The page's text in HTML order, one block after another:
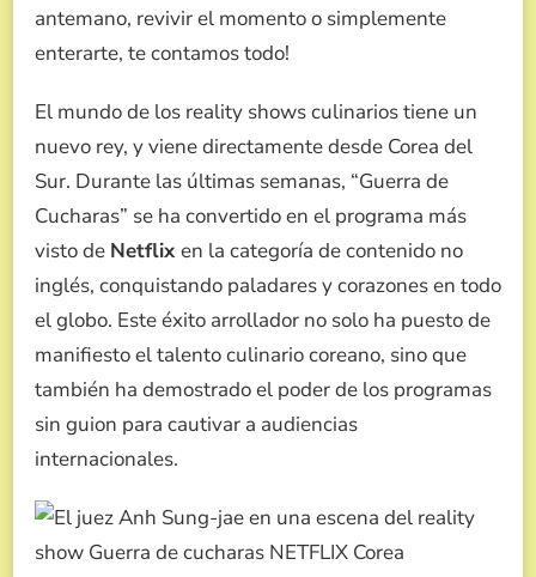
antemano, revivir el momento o simplemente
enterarte, te contamos todo!
El mundo de los reality shows culinarios tiene un
nuevo rey, y viene directamente desde Corea del
Sur. Durante las últimas semanas, “Guerra de
Cucharas” se ha convertido en el programa más
visto de Netflix en la categoría de contenido no
inglés, conquistando paladares y corazones en todo
el globo. Este éxito arrollador no solo ha puesto de
manifiesto el talento culinario coreano, sino que
también ha demostrado el poder de los programas
sin guion para cautivar a audiencias
internacionales.